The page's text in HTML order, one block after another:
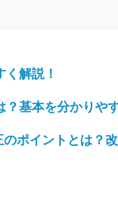
解説！
基本を分かりや
ポイントとは？